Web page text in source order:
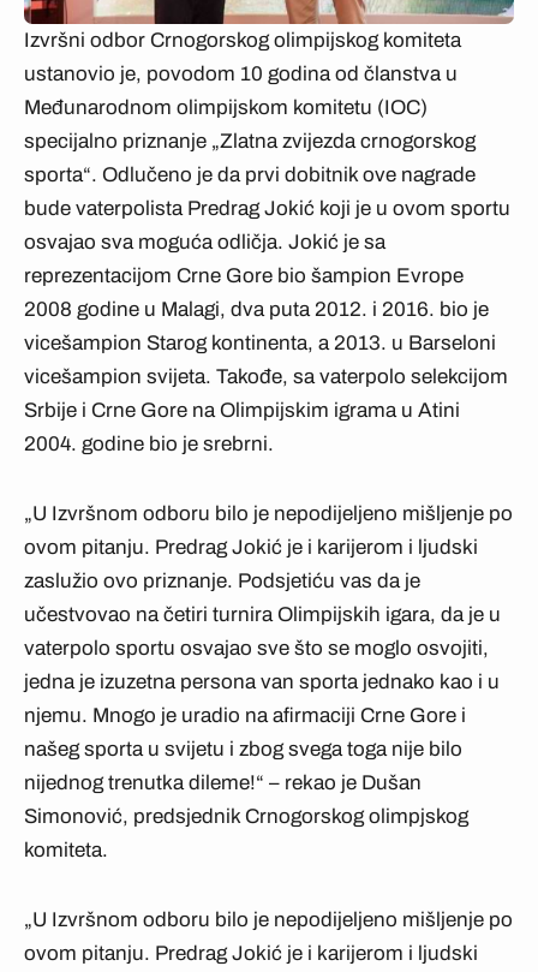
Izvršni odbor Crnogorskog olimpijskog komiteta
ustanovio je, povodom 10 godina od članstva u
Međunarodnom olimpijskom komitetu (IOC)
specijalno priznanje „Zlatna zvijezda crnogorskog
sporta“. Odlučeno je da prvi dobitnik ove nagrade
bude vaterpolista Predrag Jokić koji je u ovom sportu
osvajao sva moguća odličja. Jokić je sa
reprezentacijom Crne Gore bio šampion Evrope
2008 godine u Malagi, dva puta 2012. i 2016. bio je
vicešampion Starog kontinenta, a 2013. u Barseloni
vicešampion svijeta. Takođe, sa vaterpolo selekcijom
Srbije i Crne Gore na Olimpijskim igrama u Atini
2004. godine bio je srebrni.
„U Izvršnom odboru bilo je nepodijeljeno mišljenje po
ovom pitanju. Predrag Jokić je i karijerom i ljudski
zaslužio ovo priznanje. Podsjetiću vas da je
učestvovao na četiri turnira Olimpijskih igara, da je u
vaterpolo sportu osvajao sve što se moglo osvojiti,
jedna je izuzetna persona van sporta jednako kao i u
njemu. Mnogo je uradio na afirmaciji Crne Gore i
našeg sporta u svijetu i zbog svega toga nije bilo
nijednog trenutka dileme!“ – rekao je Dušan
Simonović, predsjednik Crnogorskog olimpjskog
komiteta.
„U Izvršnom odboru bilo je nepodijeljeno mišljenje po
ovom pitanju. Predrag Jokić je i karijerom i ljudski